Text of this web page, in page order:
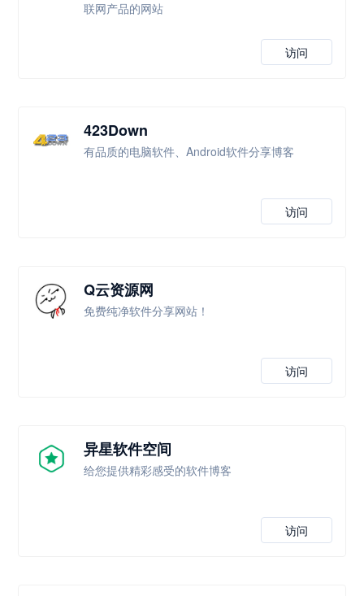
联网产品的网站
访问
423Down
有品质的电脑软件、Android软件分享博客
访问
Q云资源网
免费纯净软件分享网站！
访问
异星软件空间
给您提供精彩感受的软件博客
访问